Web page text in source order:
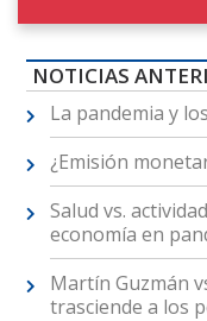
NOTICIAS
La pandemia y
¿Emisión
Salud vs.
economía en
Martín Guzmán
trasciende a los